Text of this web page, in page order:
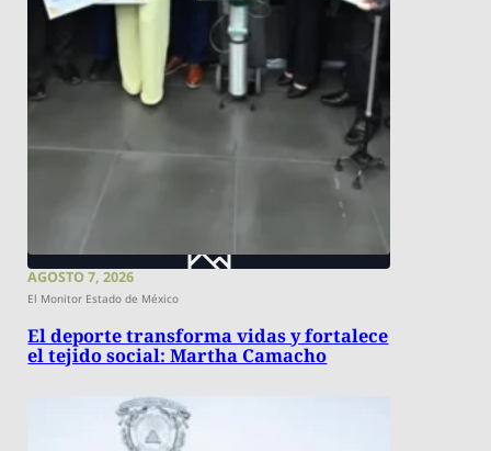
AGOSTO 7, 2026
El Monitor Estado de México
El deporte transforma vidas y fortalece
el tejido social: Martha Camacho